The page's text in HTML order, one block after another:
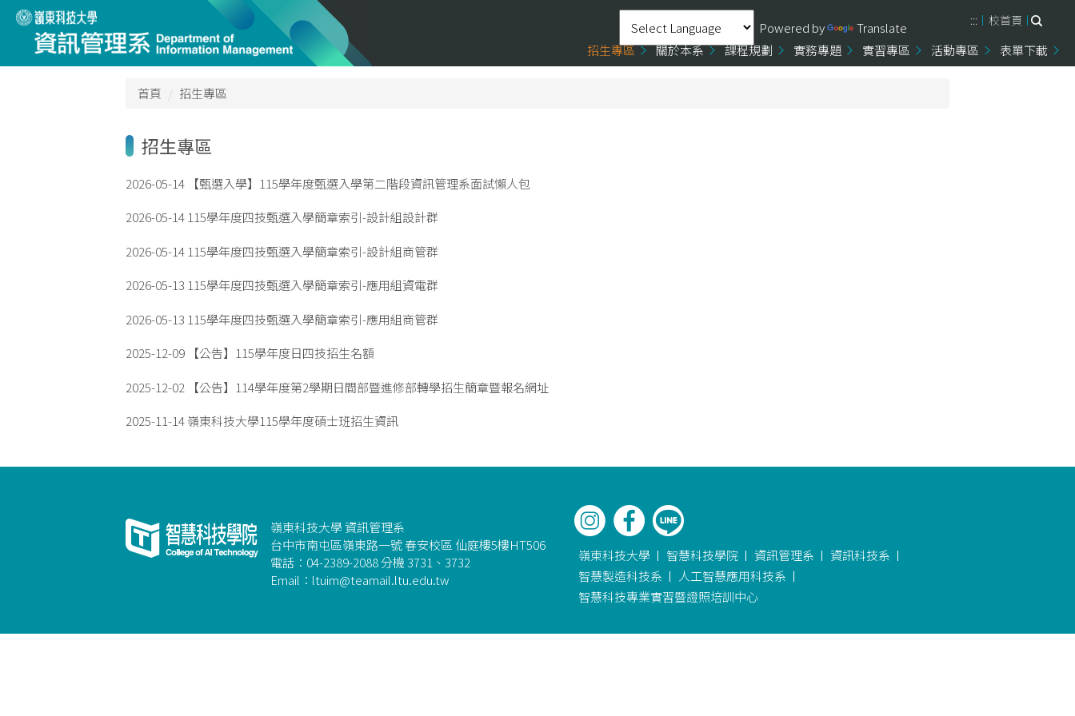
跳
到
要
Powered by Translate ::: 校首頁
招生專區 關於本系 課程規劃 實務專題 實習專區 活動專區 表單下載
首頁 招生專區
招生專區
2026-05-14 【甄選入學】115學年度甄選入學第二階段資訊管理系面試懶人包
2026-05-14115學年度四技甄選入學簡章索引-設計組設計群
2026-05-14 115學年度四技甄選入學簡章索引-設計組商管群
2026-05-13 115學年度四技甄選入學簡章索引-應用組資電群
2026-05-13 115學年度四技甄選入學簡章索引-應用組商管群
2025-12-09 【公告】115學年度日四技招生名額
2025-12-02 【公告】114學年度第2學期日間部暨進修部轉學招生簡章暨報名網址
2025-11-14嶺東科技大學115學年度碩士班招生資訊
嶺東科技大學 資訊管理系
台中市南屯區嶺東路一號 春安校區 仙庭樓5樓HT506
電話：04-2389-2088 分機 3731、3732
Email：ltuim@teamail.ltu.edu.tw
嶺東科技大學 智慧科技學院 資訊管理系
資訊科技系
智慧製造科技系
人工智慧應用科技系
智慧科技專業實習暨證照培訓中心